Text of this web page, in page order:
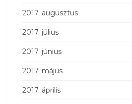
2017. augusztus
2017. július
2017. június
2017. május
2017. április